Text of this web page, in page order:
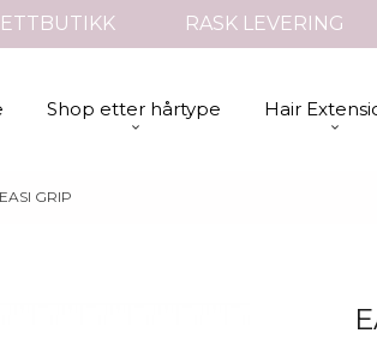
RASK LEVERING
Shop etter hårtype Hair
GRIP